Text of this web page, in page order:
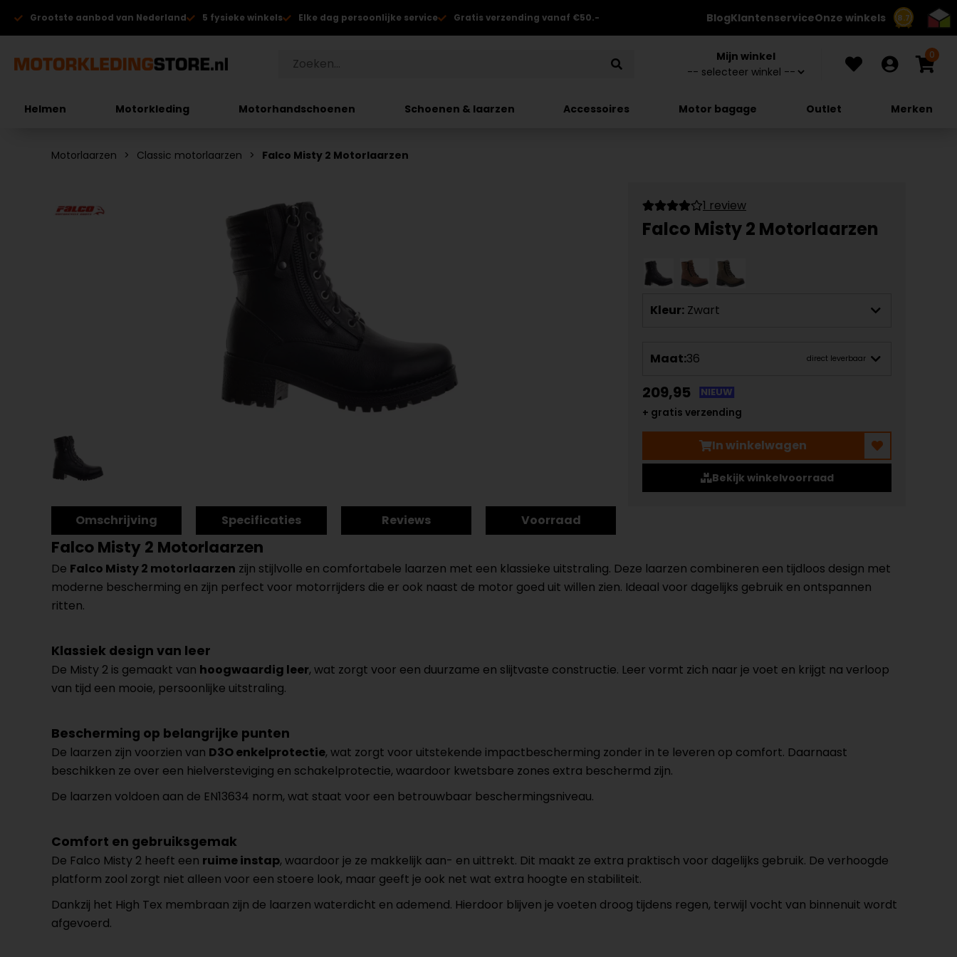
8.7
Grootste aanbod van Nederland 5 fysieke winkels Elke dag persoonlijke service Gratis verzending vanaf €50.- BlogKlantenserviceOnze winkels
Mijn winkel 0
Helmen Motorkleding Motorhandschoenen Schoenen & laarzen Accessoires Motor bagage Outlet Merken
Motorlaarzen Classic motorlaarzen Falco Misty 2 Motorlaarzen
1 review
Falco Misty 2 Motorlaarzen
Kleur: Zwart
Maat:36 direct leverbaar
209,95
NIEUW
+ gratis verzending
In winkelwagen
Bekijk winkelvoorraad
Omschrijving Specificaties Reviews Voorraad
Falco Misty 2 Motorlaarzen
De Falco Misty 2 motorlaarzen zijn stijlvolle en comfortabele laarzen met een klassieke uitstraling. Deze laarzen combineren een tijdloos design met
moderne bescherming en zijn perfect voor motorrijders die er ook naast de motor goed uit willen zien. Ideaal voor dagelijks gebruik en ontspannen
ritten.
Klassiek design van leer
De Misty 2 is gemaakt van hoogwaardig leer, wat zorgt voor een duurzame en slijtvaste constructie. Leer vormt zich naar je voet en krijgt na verloop
van tijd een mooie, persoonlijke uitstraling.
Bescherming op belangrijke punten
De laarzen zijn voorzien van D3O enkelprotectie, wat zorgt voor uitstekende impactbescherming zonder in te leveren op comfort. Daarnaast
beschikken ze over een hielversteviging en schakelprotectie, waardoor kwetsbare zones extra beschermd zijn.
De laarzen voldoen aan de EN13634 norm, wat staat voor een betrouwbaar beschermingsniveau.
Comfort en gebruiksgemak
De Falco Misty 2 heeft een ruime instap, waardoor je ze makkelijk aan- en uittrekt. Dit maakt ze extra praktisch voor dagelijks gebruik. De verhoogde
platform zool zorgt niet alleen voor een stoere look, maar geeft je ook net wat extra hoogte en stabiliteit.
Dankzij het High Tex membraan zijn de laarzen waterdicht en ademend. Hierdoor blijven je voeten droog tijdens regen, terwijl vocht van binnenuit wordt
afgevoerd.